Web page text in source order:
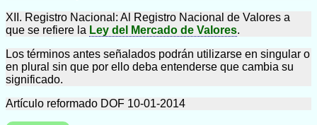
XII. Registro Nacional: Al Registro Nacional de Valores a
que se refiere la Ley del Mercado de Valores.
Los términos antes señalados podrán utilizarse en singular o
en plural sin que por ello deba entenderse que cambia su
significado.
Artículo reformado DOF 10-01-2014